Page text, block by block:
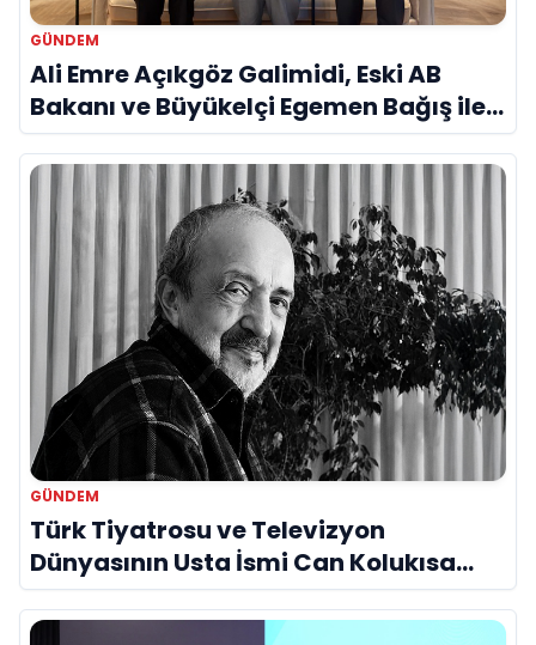
GÜNDEM
Ali Emre Açıkgöz Galimidi, Eski AB
Bakanı ve Büyükelçi Egemen Bağış ile
Bir Araya Geldi
GÜNDEM
Türk Tiyatrosu ve Televizyon
Dünyasının Usta İsmi Can Kolukısa
Hayatını Kaybetti